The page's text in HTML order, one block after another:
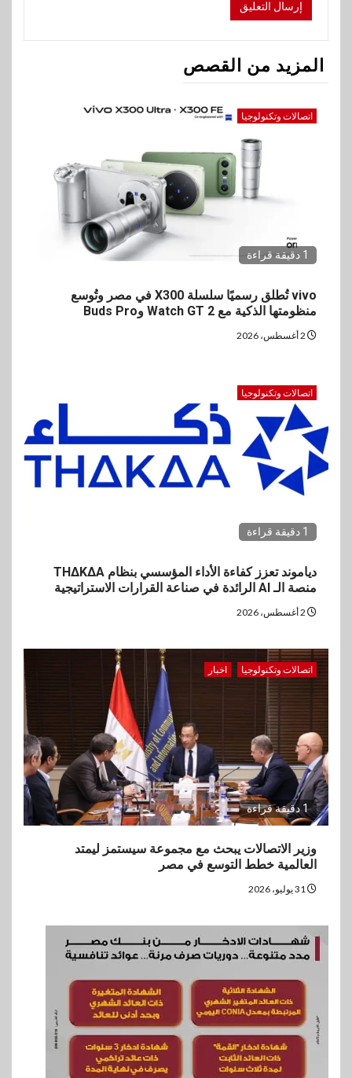
المزيد من القصص
اتصالات وتكنولوجيا
1 دقيقة قراءة
vivo تُطلق رسميًا سلسلة X300 في مصر وتُوسع
منظومتها الذكية مع Watch GT 2 وBuds Pro
اتصالات وتكنولوجيا
1 دقيقة قراءة
دياموند تعزز كفاءة الأداء المؤسسي بنظام THΔKΔA
منصة الـ AI الرائدة في صناعة القرارات الاستراتيجية
اتصالات وتكنولوجيا اخبار
1 دقيقة قراءة
وزير الاتصالات يبحث مع مجموعة سيستمز ليمتد
العالمية خطط التوسع في مصر